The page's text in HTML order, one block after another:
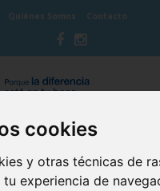
cookies
y otras técnicas de
experiencia de
Quiénes Somos Contacto
CUIDA TU